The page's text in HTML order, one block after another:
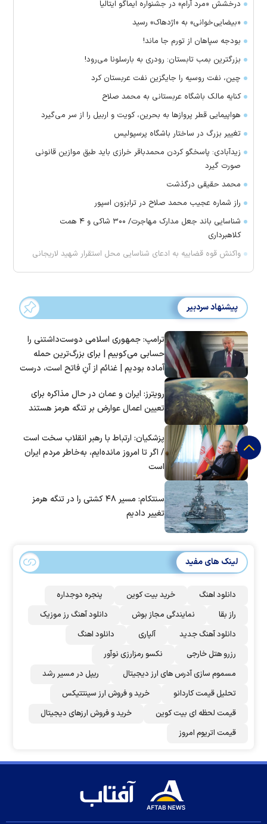
درخشش «مرد آرام» در جشنواره ایماگو ایتالیا
«بیضایی‌خوانی» به «اژدهاک» رسید
بودجه سپاهان از تورم جا ماند!
بزرگترین بمب تابستان: رودری به بارسلونا می‌رود!
چین، نفت روسیه را جایگزین نفت عربستان کرد
کنایه مالک باشگاه عربستانی به محمد صلاح
هواپیمایی قطر پرواز‌ها به بحرین، کویت و اربیل را از سر می‌گیرد
تغییر بزرگ در ساختار باشگاه پرسپولیس
زیدآبادی: پاسخگو کردن محمدباقر خرازی باید طبق موازین قانونی
صورت گیرد
محمد حقیقی درگذشت
راز شماره عجیب محمد صلاح در ترابزون اسپور
شناسایی باند جعل مدارک مهاجرت/ ۳۰۰ شاکی و ۴ همت
کلاهبرداری
واکنش قوه قضاییه به ادعای شناسایی محل استقرار شهید لاریجانی
پیشنهاد سردبیر
ترامپ: جمهوری اسلامی دوست‌داشتنی را
حسابی می‌کوبیم | برای بزرگ‌ترین حمله
آماده بودیم | غنائم از آنِ فاتح است، درست
رویترز: ایران و عمان در حال مذاکره برای
تعیین اعمال عوارض بر تنگه هرمز هستند
پزشکیان: ارتباط با رهبر انقلاب سخت است
/ اگر تا امروز مانده‌ایم، به‌خاطر مردم ایران
است
سنتکام: مسیر ۴۸ کشتی را در تنگه هرمز
تغییر دادیم
لینک های مفید
دانلود اهنگ خرید بیت کوین
پنجره دوجداره
راز بقا
نمایندگی مجاز بوش
دانلود آهنگ رز‌ موزیک
دانلود آهنگ جدید
آلپاری
دانلود اهنگ
رزرو هتل خارجی
نکسو رمزارزی نوآور
مسموم سازی آدرس های ارز دیجیتال
ریپل در مسیر رشد
تحلیل قیمت کاردانو
خرید و فروش ارز سینتتیکس
قیمت لحظه ای بیت کوین
خرید و فروش ارزهای دیجیتال
قیمت اتریوم امروز